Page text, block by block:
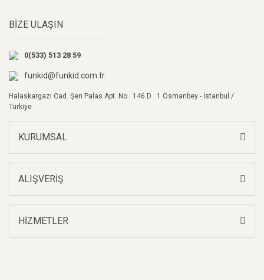
Ürün açıklamasında eksik bilgiler bulunuyor.
Ürün bilgilerinde hatalar bulunuyor.
Ürün fiyatı diğer sitelerden daha pahalı.
Bu ürüne benzer farklı alternatifler olmalı.
BİZE ULAŞIN
0(533) 513 28 59
funkid@funkid.com.tr
Halaskargazi Cad. Şen Palas Apt. No : 146 D : 1 Osmanbey - İstanbul /
Türkiye
KURUMSAL
ALIŞVERİŞ
HİZMETLER